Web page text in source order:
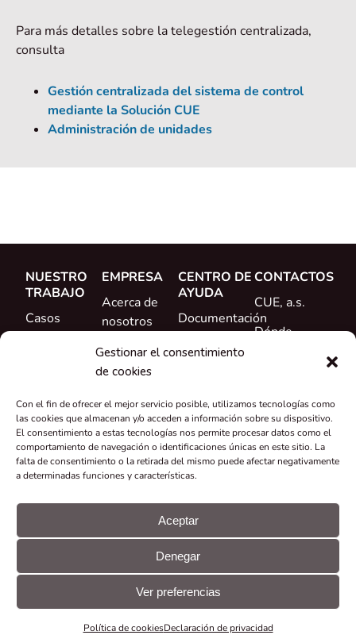
Gestionar el consentimiento
de cookies
Con el fin de ofrecer el mejor servicio posible, utilizamos tecnologías como
las cookies que almacenan y/o acceden a información sobre su dispositivo.
El consentimiento a estas tecnologías nos permite procesar datos como el
comportamiento de navegación o identificaciones únicas en este sitio. La
falta de consentimiento o la retirada del mismo puede afectar negativamente
a determinadas funciones y características.
Aceptar
Denegar
Ver preferencias
Política de cookiesDeclaración de privacidad
Para más detalles sobre la telegestión centralizada,
consulta
Gestión centralizada del sistema de control
mediante la Solución CUE
Administración de unidades
NUESTRO
TRABAJO
Casos
Novedades
EMPRESA
Acerca de
nosotros
Conoce al
equipo
Carrera
profesional
Certificados y
declaraciones
Subvenciones
y proyectos
CENTRO DE
AYUDA
Documentación
Formación
CONTACTOS
CUE, a.s.
Dónde
© CUE, a.s.
Todos los
PreferenciasDeclaración